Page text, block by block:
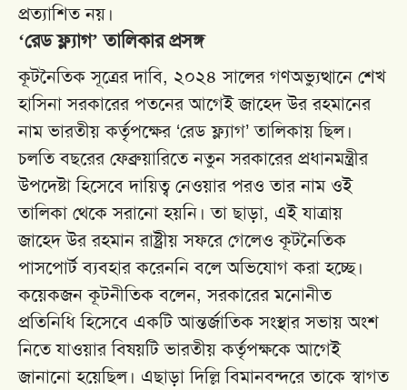
প্রত্যাশিত নয়।
‘রেড ফ্ল্যাগ’ তালিকার প্রসঙ্গ
কূটনৈতিক সূত্রের দাবি, ২০২৪ সালের গণঅভ্যুত্থানে শেখ
হাসিনা সরকারের পতনের আগেই জাহেদ উর রহমানের
নাম ভারতীয় কর্তৃপক্ষের ‘রেড ফ্ল্যাগ’ তালিকায় ছিল।
চলতি বছরের ফেব্রুয়ারিতে নতুন সরকারের প্রধানমন্ত্রীর
উপদেষ্টা হিসেবে দায়িত্ব নেওয়ার পরও তার নাম ওই
তালিকা থেকে সরানো হয়নি। তা ছাড়া, এই যাত্রায়
জাহেদ উর রহমান রাষ্ট্রীয় সফরে গেলেও কূটনৈতিক
পাসপোর্ট ব্যবহার করেননি বলে অভিযোগ করা হচ্ছে।
কয়েকজন কূটনীতিক বলেন, সরকারের মনোনীত
প্রতিনিধি হিসেবে একটি আন্তর্জাতিক সংস্থার সভায় অংশ
নিতে যাওয়ার বিষয়টি ভারতীয় কর্তৃপক্ষকে আগেই
জানানো হয়েছিল। এছাড়া দিল্লি বিমানবন্দরে তাকে স্বাগত